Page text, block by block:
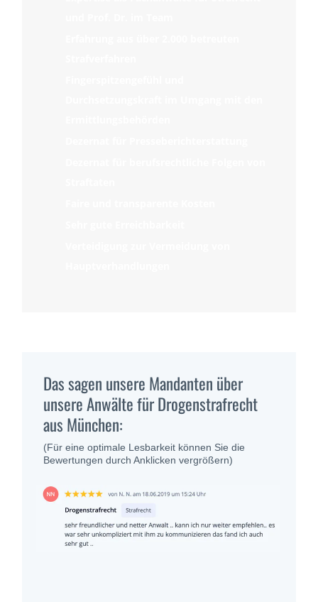
Das sagen unsere Mandanten über
unsere Anwälte für Drogenstrafrecht
aus München:
(Für eine optimale Lesbarkeit können Sie die
Bewertungen durch Anklicken vergrößern)